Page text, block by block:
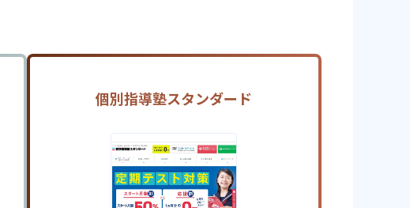
個別指導塾スタンダード